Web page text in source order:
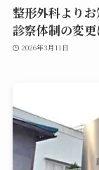
整形外科より
診察体制の変
2026年3月11日